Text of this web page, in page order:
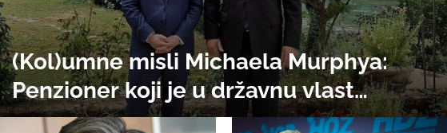
(Kol)umne misli Michaela Murphya:
Penzioner koji je u državnu vlast
uvukao Dodika i Čovića, a suspenzijom